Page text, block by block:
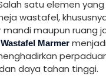
satu elemen
wastafel,
maupun ruang
Wastafel Marmer
daya tahan tinggi.